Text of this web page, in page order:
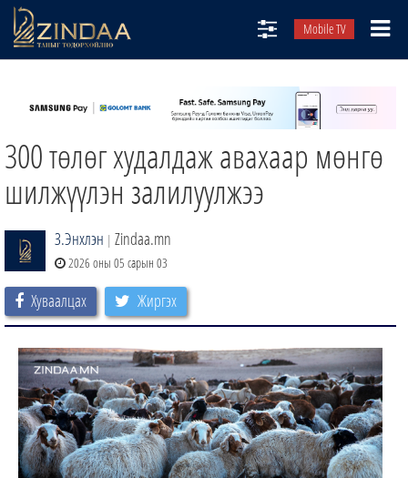
Mobile TV
ТВ8
ӨГЛӨӨНИЙ СОНИН
ЗИНДАА СЭТГҮҮЛ
300 төлөг худалдаж авахаар мөнгө
шилжүүлэн залилуулжээ
З.Энхлэн | Zindaa.mn
2026 оны 05 сарын 03
Хуваалцах Жиргэх